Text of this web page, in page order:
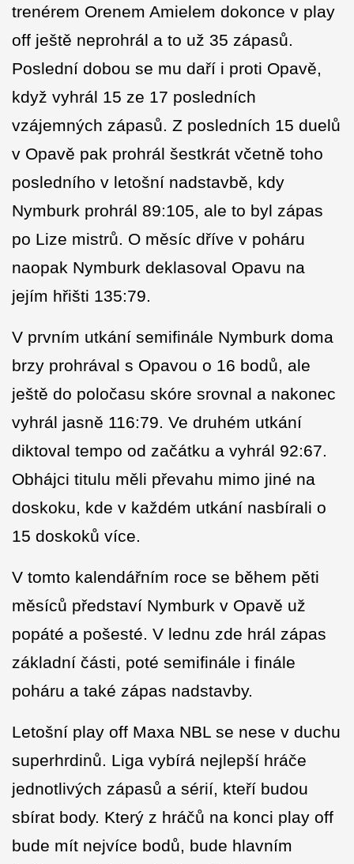
trenérem Orenem Amielem dokonce v play
off ještě neprohrál a to už 35 zápasů.
Poslední dobou se mu daří i proti Opavě,
když vyhrál 15 ze 17 posledních
vzájemných zápasů. Z posledních 15 duelů
v Opavě pak prohrál šestkrát včetně toho
posledního v letošní nadstavbě, kdy
Nymburk prohrál 89:105, ale to byl zápas
po Lize mistrů. O měsíc dříve v poháru
naopak Nymburk deklasoval Opavu na
jejím hřišti 135:79.
V prvním utkání semifinále Nymburk doma
brzy prohrával s Opavou o 16 bodů, ale
ještě do poločasu skóre srovnal a nakonec
vyhrál jasně 116:79. Ve druhém utkání
diktoval tempo od začátku a vyhrál 92:67.
Obhájci titulu měli převahu mimo jiné na
doskoku, kde v každém utkání nasbírali o
15 doskoků více.
V tomto kalendářním roce se během pěti
měsíců představí Nymburk v Opavě už
popáté a pošesté. V lednu zde hrál zápas
základní části, poté semifinále i finále
poháru a také zápas nadstavby.
Letošní play off Maxa NBL se nese v duchu
superhrdinů. Liga vybírá nejlepší hráče
jednotlivých zápasů a sérií, kteří budou
sbírat body. Který z hráčů na konci play off
bude mít nejvíce bodů, bude hlavním